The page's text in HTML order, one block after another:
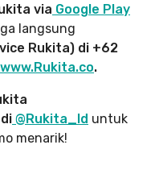
via Google Play
langsung
Rukita) di +62
www.Rukita.co.
@Rukita_Id untuk
menarik!